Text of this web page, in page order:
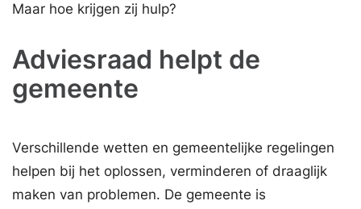
Maar hoe krijgen zij hulp?
Adviesraad helpt de
gemeente
Verschillende wetten en gemeentelijke regelingen
helpen bij het oplossen, verminderen of draaglijk
maken van problemen. De gemeente is